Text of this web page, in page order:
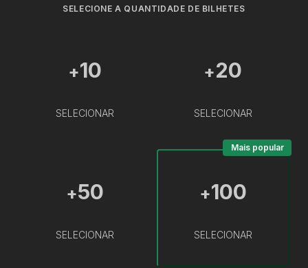
SELECIONE A QUANTIDADE DE BILHETES
+10
SELECIONAR
+20
SELECIONAR
+50
SELECIONAR
+100
SELECIONAR
Mais popular